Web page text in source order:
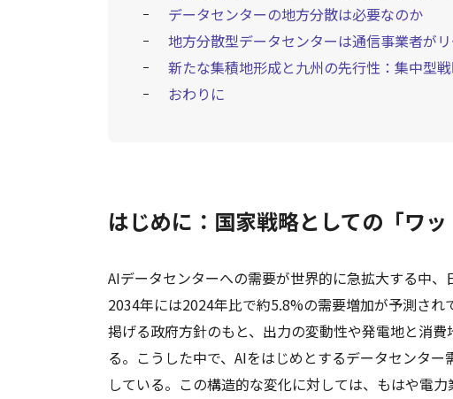
データセンターの地方分散は必要なのか
地方分散型データセンターは通信事業者が
新たな集積地形成と九州の先行性：集中型
おわりに
はじめに：国家戦略としての「ワッ
AIデータセンターへの需要が世界的に急拡大する中
2034年には2024年比で約5.8%の需要増加が予測さ
掲げる政府方針のもと、出力の変動性や発電地と消
る。こうした中で、AIをはじめとするデータセンタ
している。この構造的な変化に対しては、もはや電